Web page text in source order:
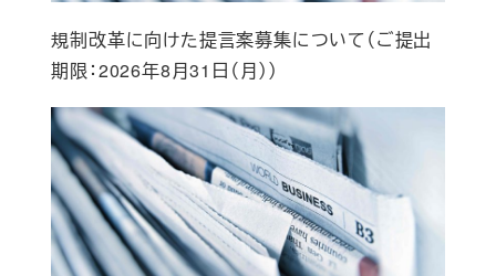
規制改革に向けた提言案募集について（ご提出
期限：2026年8月31日（月））